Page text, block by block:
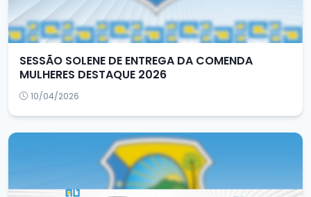
SESSÃO SOLENE DE ENTREGA DA COMENDA
MULHERES DESTAQUE 2026
10/04/2026